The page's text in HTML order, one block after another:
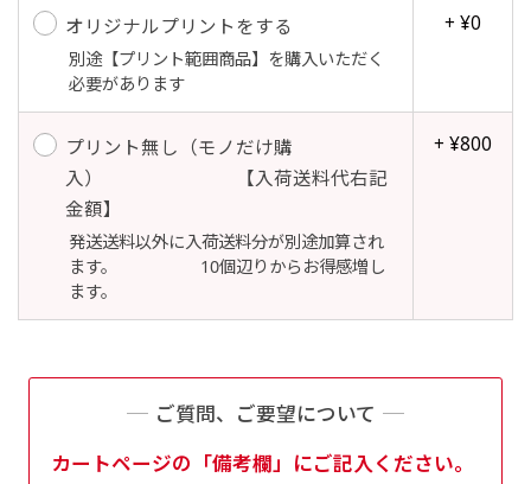
オリジナルプリントをする
別途【プリント範囲商品】を購入いただく
必要があります
+ ¥0
プリント無し（モノだけ購
入） 【入荷送料代右記
金額】
発送送料以外に入荷送料分が別途加算され
ます。 10個辺りからお得感増し
ます。
+ ¥800
ご質問、ご要望について
カートページの「備考欄」にご記入ください。
Aバナー(60x180)
Aバナーは三角の形状を利用することでA面B面2
種のデザインを楽しむことができます。前からも
後ろからもアピールができる両面対応のバナーで
A面B面のデザイン変化を楽しんでお客様にアピ
ールするもよし、両面同じデザインでアピールす
自由入力(180x60以内)
お好みのサイズで縦幕・横幕の作成が可能です。
長辺が180cm以内、短辺が60cm以内であれば自
由なサイズを指定下さい！
幕の製作をお楽しみください
（※cm単位での指定でおねがいいたします。）